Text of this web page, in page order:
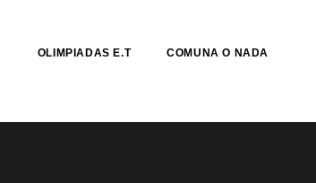
OLIMPIADAS E.T COMUNA O NADA